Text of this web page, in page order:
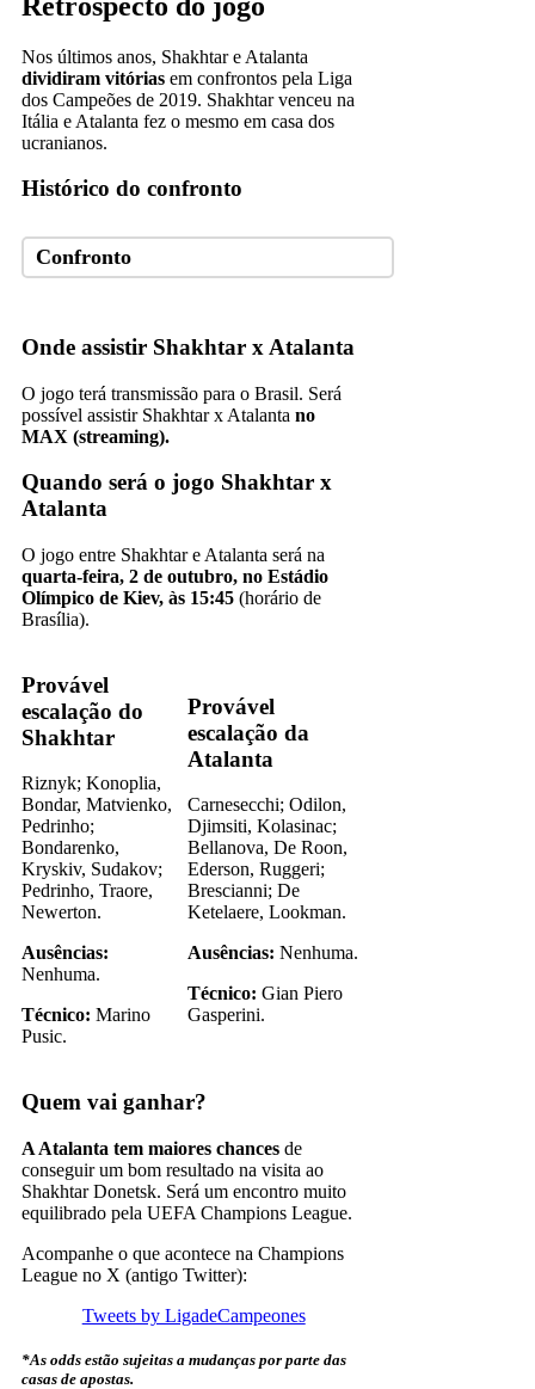
Nos últimos anos, Shakhtar e Atalanta
dividiram vitórias em confrontos pela Liga
dos Campeões de 2019. Shakhtar venceu na
Itália e Atalanta fez o mesmo em casa dos
ucranianos.
Histórico do confronto
Confronto
Onde assistir Shakhtar x Atalanta
O jogo terá transmissão para o Brasil. Será
possível assistir Shakhtar x Atalanta no
MAX (streaming).
Quando será o jogo Shakhtar x
Atalanta
O jogo entre Shakhtar e Atalanta será na
quarta-feira, 2 de outubro, no Estádio
Olímpico de Kiev, às 15:45 (horário de
Brasília).
Provável
escalação do
Shakhtar
Riznyk; Konoplia,
Bondar, Matvienko,
Pedrinho;
Bondarenko,
Kryskiv, Sudakov;
Pedrinho, Traore,
Newerton.
Ausências:
Nenhuma.
Técnico: Marino
Pusic.
Provável
escalação da
Atalanta
Carnesecchi; Odilon,
Djimsiti, Kolasinac;
Bellanova, De Roon,
Ederson, Ruggeri;
Brescianni; De
Ketelaere, Lookman.
Ausências: Nenhuma.
Técnico: Gian Piero
Gasperini.
Quem vai ganhar?
A Atalanta tem maiores chances de
conseguir um bom resultado na visita ao
Shakhtar Donetsk. Será um encontro muito
equilibrado pela UEFA Champions League.
Acompanhe o que acontece na Champions
League no X (antigo Twitter):
Tweets by LigadeCampeones
*As odds estão sujeitas a mudanças por parte das
casas de apostas.